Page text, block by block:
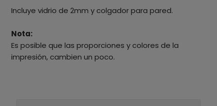
Incluye vidrio de 2mm y colgador para pared.
Nota:
Es posible que las proporciones y colores de la
impresión, cambien un poco.